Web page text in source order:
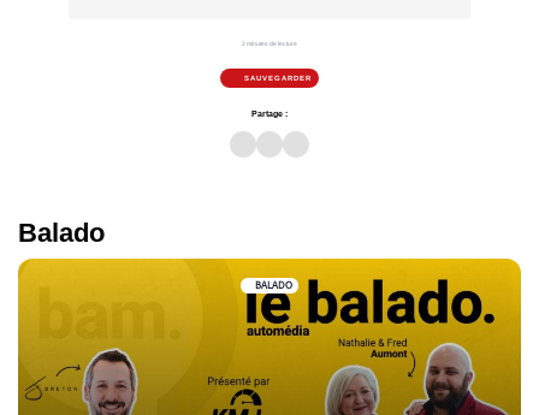
2 minutes de lecture
SAUVEGARDER
Partage :
Balado
BALADO